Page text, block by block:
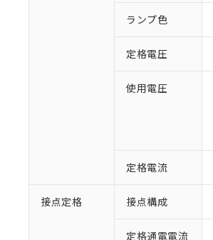
ランプ色
定格電圧
使用電圧
定格電流
接点定格 接点構成
定格通電電流